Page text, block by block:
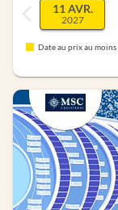
11 AVR.
2027
Date au prix au moins